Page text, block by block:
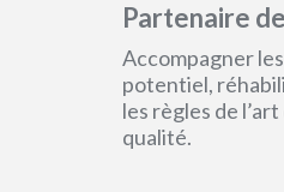
Partenaire
Accompagner
potentiel,
les règles de
qualité.